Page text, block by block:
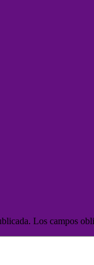
Los campos